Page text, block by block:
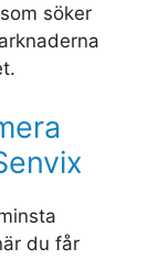
söker
du får